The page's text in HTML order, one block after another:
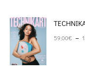
59,00€ –